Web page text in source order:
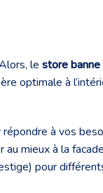
le store banne
optimale à
à vos
mieux à la
pour